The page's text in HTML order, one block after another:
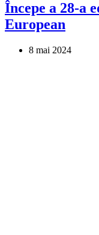
Începe a 28-a
European
8 mai 2024